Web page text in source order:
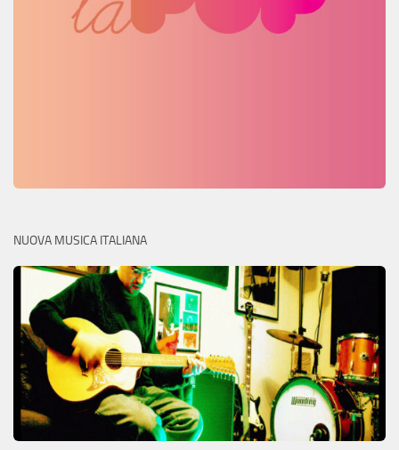
NUOVA MUSICA ITALIANA